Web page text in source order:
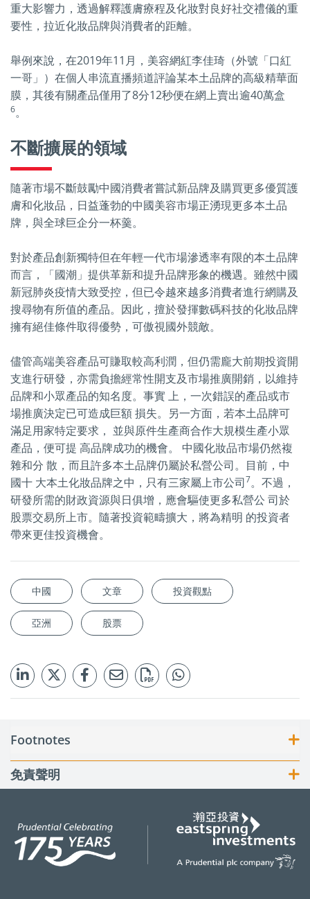
重大影響力，透過解釋護膚療程及化妝對良好社交禮儀的重
要性，拉近化妝品牌與消費者的距離。
舉例來說，在2019年11月，美容網紅李佳琦（外號「口紅
一哥」）在個人串流直播頻道評論某本土品牌的高級精華面
膜，其後有關產品僅用了8分12秒便在網上賣出逾40萬盒
6。
不斷擴展的領域
隨著市場不斷鼓勵中國消費者嘗試新品牌及購買更多優質護
膚和化妝品，日益蓬勃的中國美容市場正湧現更多本土品
牌，與全球巨企分一杯羹。
對於產品創新獨特但在年輕一代市場滲透率有限的本土品牌
而言，「國潮」提供革新和提升品牌形象的機遇。雖然中國
新冠肺炎疫情大致受控，但已令越來越多消費者進行網購及
搜尋物有所值的產品。因此，擅於發揮數碼科技的化妝品牌
擁有絕佳條件取得優勢，可傲視國外競敵。
儘管高端美容產品可賺取較高利潤，但仍需龐大前期投資開
支進行研發，亦需負擔經常性開支及市場推廣開銷，以維持
品牌和小眾產品的知名度。事實 上，一次錯誤的產品或市
場推廣決定已可造成巨額 損失。另一方面，若本土品牌可
滿足用家特定要求， 並與原件生產商合作大規模生產小眾
產品，便可提 高品牌成功的機會。 中國化妝品市場仍然複
雜和分 散，而且許多本土品牌仍屬於私營公司。目前，中
國十 大本土化妝品牌之中，只有三家屬上市公司7。不過，
研發所需的財政資源與日俱增，應會驅使更多私營公 司於
股票交易所上市。隨著投資範疇擴大，將為精明 的投資者
帶來更佳投資機會。
中國 文章 投資觀點
亞洲 股票
Footnotes
免責聲明